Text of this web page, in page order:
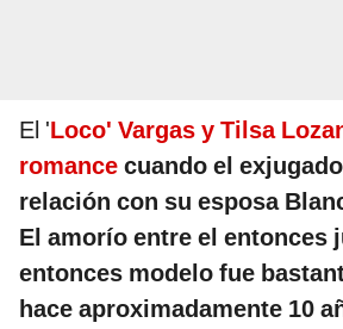
El 'Loco' Vargas y Tilsa
romance cuando el
relación con su esposa
El amorío entre el entonces
entonces modelo fue
hace aproximadamente 10